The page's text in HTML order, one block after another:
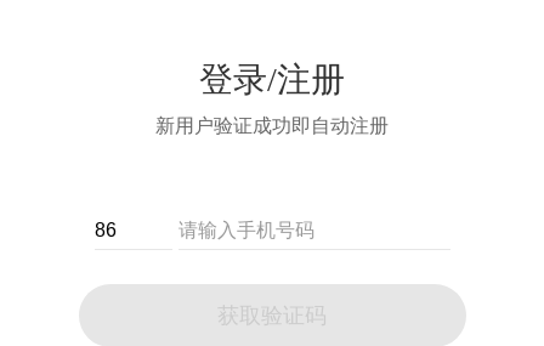
登录/注册
新用户验证成功即自动注册
获取验证码